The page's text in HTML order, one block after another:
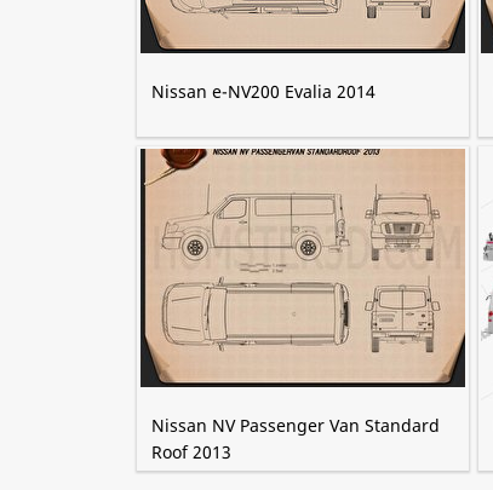
Nissan e-NV200 Evalia 2014
Nissan NV Passenger Van Standard
Roof 2013